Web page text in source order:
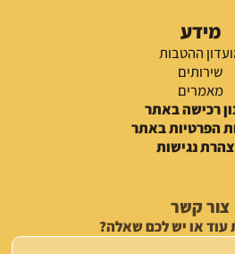
מידע
ההטבות
שירותים
מאמרים
רכישה באתר
הפרטיות באתר
נגישות
צור קשר
עוד או יש לכם שאלה?